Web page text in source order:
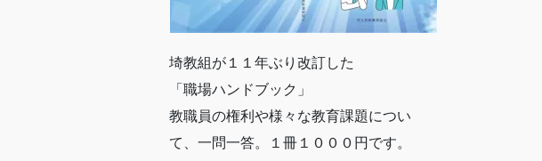
埼教組が１１年ぶり改訂した
「職場ハンドブック」
教職員の権利や様々な教育課題につい
て、一問一答。１冊１０００円です。